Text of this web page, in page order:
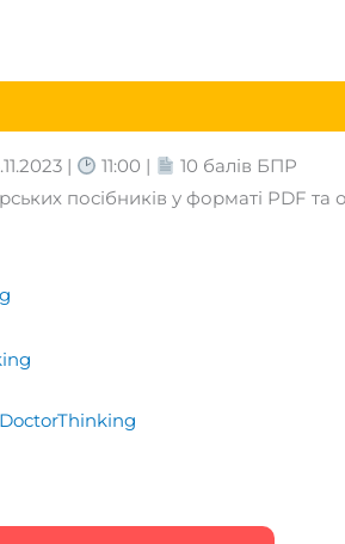
| 11:00 |
10 балів БПР
посібників у форматі PDF